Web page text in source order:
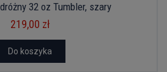
32 oz Tumbler, szary
219,00 zł
Do koszyka